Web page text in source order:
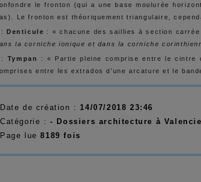
le fronton (qui a une base moulurée
Le fronton est théoriquement triangulaire,
:Denticule : « chacune des saillies à section
la corniche ionique et dans la corniche
: Tympan : « Partie pleine comprise entre le cintre
entre les extrados d’une arcature et le
Date de création : 14/07/2018 23:46
Catégorie :- Dossiers architecture à
Page lue8189 fois